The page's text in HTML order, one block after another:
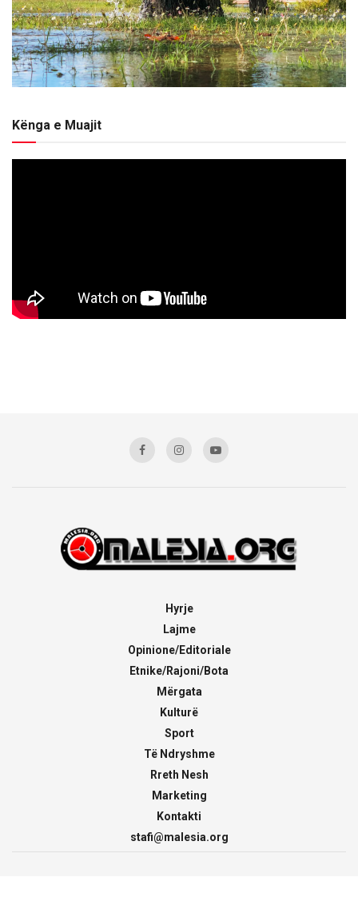
Kënga e Muajit
Hyrje
Lajme
Opinione/Editoriale
Etnike/Rajoni/Bota
Mërgata
Kulturë
Sport
Të Ndryshme
Rreth Nesh
Marketing
Kontakti
stafi@malesia.org